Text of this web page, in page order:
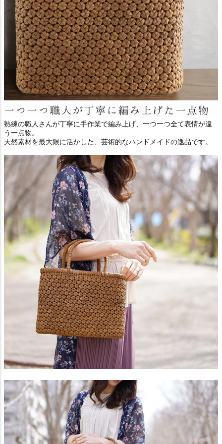
熟練の職人さんが丁寧に手作業で編み上げ、一つ一つ全て表情が違
う一点物。
天然素材を最大限に活かした、芸術的なハンドメイドの逸品です。